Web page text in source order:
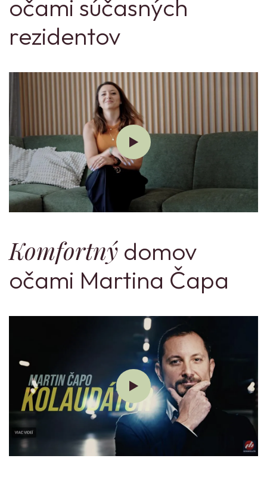
očami súčasných
rezidentov
Komfortný domov
očami Martina Čapa